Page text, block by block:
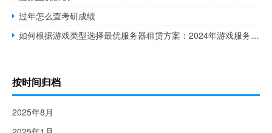
过年怎么查考研成绩
如何根据游戏类型选择最优服务器租赁方案：2024年游戏服务器配置指南
按时间归档
2025年8月